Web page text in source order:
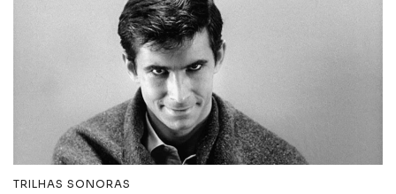
TRILHAS SONORAS